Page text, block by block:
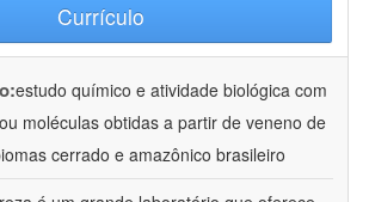
Currículo
estudo químico e atividade biológica com
moléculas obtidas a partir de veneno de
cerrado e amazônico brasileiro